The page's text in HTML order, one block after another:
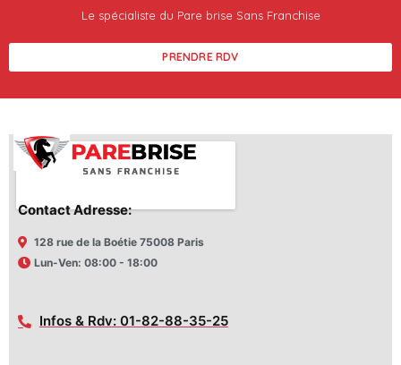
Le spécialiste du Pare brise Sans Franchise
PRENDRE RDV
Contact Adresse:
128 rue de la Boétie 75008 Paris
Lun-Ven: 08:00 - 18:00
Infos & Rdv: 01-82-88-35-25